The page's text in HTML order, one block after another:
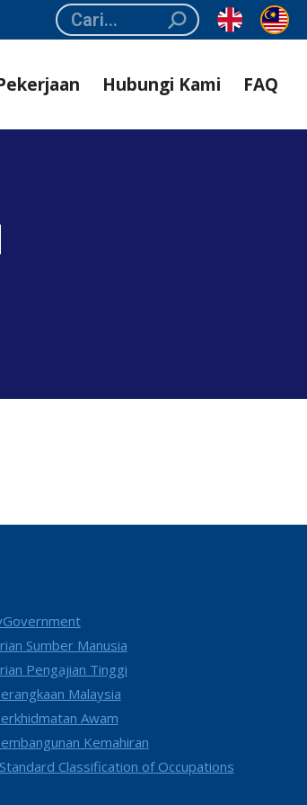
Search:
Hubungi Kami FAQ
Sumber Manusia
Pengajian Tinggi
Malaysia
Awam
Kemahiran
Classification of Occupations